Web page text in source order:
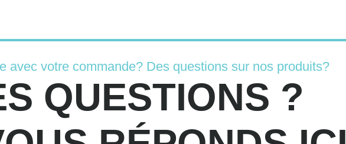
avec votre commande? Des questions sur nos produits?
QUESTIONS ?